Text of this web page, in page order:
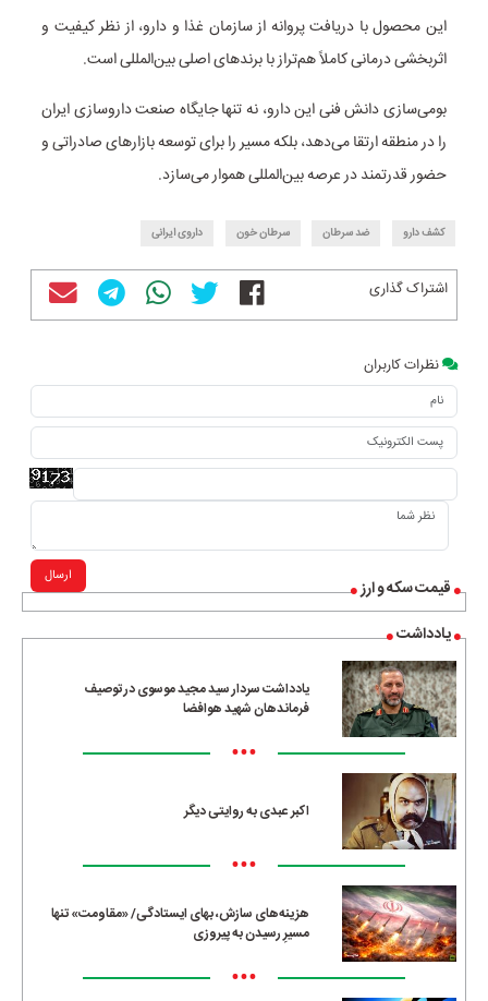
قیمت سکه و ارز
یادداشت
یادداشت سردار سید مجید موسوی در توصیف
فرماندهان شهید هوافضا
•••
اکبر عبدی به روایتی دیگر
•••
هزینه‌های سازش، بهای ایستادگی/ «مقاومت» تنها
مسیرِ رسیدن به پیروزی
•••
این محصول با دریافت پروانه از سازمان غذا و دارو، از نظر کیفیت و
اثربخشی درمانی کاملاً هم‌تراز با برندهای اصلی بین‌المللی است.
بومی‌سازی دانش فنی این دارو، نه تنها جایگاه صنعت داروسازی ایران
را در منطقه ارتقا می‌دهد، بلکه مسیر را برای توسعه بازارهای صادراتی و
حضور قدرتمند در عرصه بین‌المللی هموار می‌سازد.
کشف دارو ضد سرطان سرطان خون داروی ایرانی
اشتراک گذاری
نظرات کاربران
ارسال